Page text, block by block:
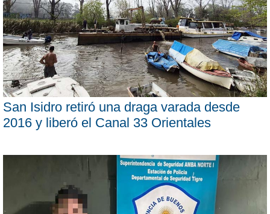
San Isidro retiró una draga varada desde
2016 y liberó el Canal 33 Orientales